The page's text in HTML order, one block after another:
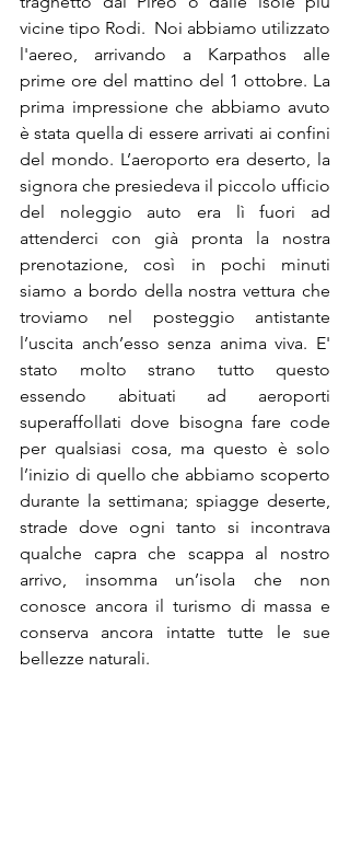
vicine tipo Rodi.  Noi abbiamo utilizzato
l'aereo, arrivando a Karpathos alle
prime ore del mattino del 1 ottobre. La
prima impressione che abbiamo avuto
è stata quella di essere arrivati ai confini
del mondo. L’aeroporto era deserto, la
signora che presiedeva il piccolo ufficio
del noleggio auto era lì fuori ad
attenderci con già pronta la nostra
prenotazione, così in pochi minuti
siamo a bordo della nostra vettura che
troviamo nel posteggio antistante
l’uscita anch’esso senza anima viva. E'
stato molto strano tutto questo
essendo abituati ad aeroporti
superaffollati dove bisogna fare code
per qualsiasi cosa, ma questo è solo
l’inizio di quello che abbiamo scoperto
durante la settimana; spiagge deserte,
strade dove ogni tanto si incontrava
qualche capra che scappa al nostro
arrivo, insomma un’isola che non
conosce ancora il turismo di massa e
conserva ancora intatte tutte le sue
bellezze naturali.